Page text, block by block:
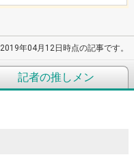
2019年04月12日時点の記事です。
記者の推しメン